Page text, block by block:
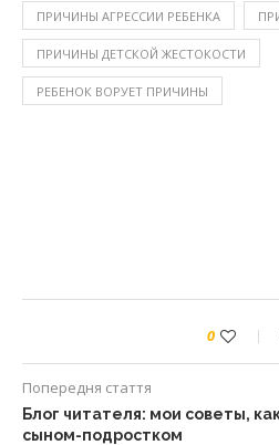
ПРИЧИНЫ АГРЕССИИ РЕБЕНКА
ПРИЧИНЫ ДЕТСКОЙ ЖЕСТОКОСТИ
РЕБЕНОК ВОРУЕТ ПРИЧИНЫ
0
Попередня стаття
Блог читателя: мои советы,
сыном-подростком